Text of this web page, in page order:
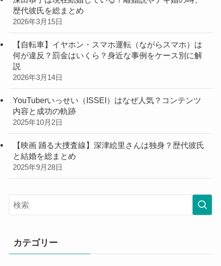
歴代彼氏を総まとめ
2026年3月15日
【自転車】イヤホン・スマホ運転（ながらスマホ）は
何が違反？罰金はいくら？身近な事例をケース別に解
説
2026年3月14日
YouTuberいっせい（ISSEI）はなぜ人気？コンテンツ
内容と成功の軌跡
2025年10月2日
【映画 踊る大捜査線】深津絵里さんは独身？歴代彼氏
と結婚を総まとめ
2025年9月28日
カテゴリー